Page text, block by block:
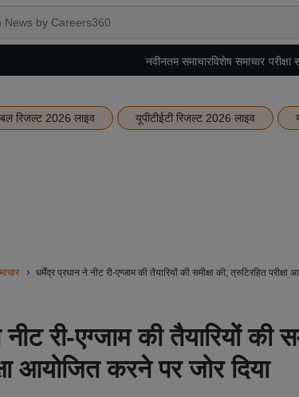
नवीनतम समाचारविशेष समाचार परीक्षा
रिजल्ट 2026 लाइव यूपीटीईटी रिजल्ट 2026 लाइव
धर्मेंद्र प्रधान ने नीट री-एग्जाम की तैयारियों की समीक्षा की; त्रुटिरहित
री-एग्जाम की तैयारियों की
आयोजित करने पर जोर दिया